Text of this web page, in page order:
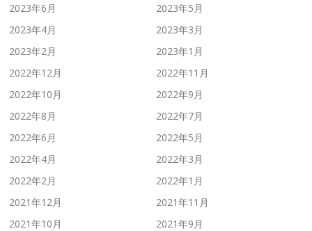
2023年6月
2023年5月
2023年4月
2023年3月
2023年2月
2023年1月
2022年12月
2022年11月
2022年10月
2022年9月
2022年8月
2022年7月
2022年6月
2022年5月
2022年4月
2022年3月
2022年2月
2022年1月
2021年12月
2021年11月
2021年10月
2021年9月